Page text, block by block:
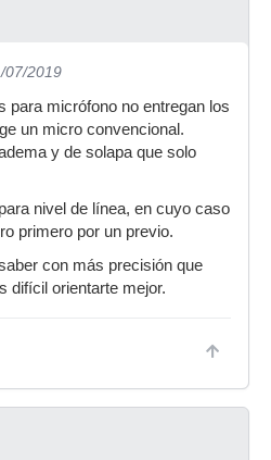
07/2019
para micrófono no entregan los
un micro convencional.
y de solapa que solo
nivel de línea, en cuyo caso
primero por un previo.
con más precisión que
difícil orientarte mejor.